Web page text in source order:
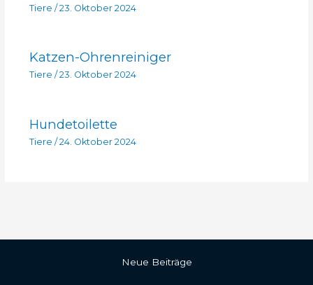
Tiere /23. Oktober 2024
Katzen-Ohrenreiniger
Tiere / 23. Oktober 2024
Hundetoilette
Tiere / 24. Oktober 2024
Neue Beiträge